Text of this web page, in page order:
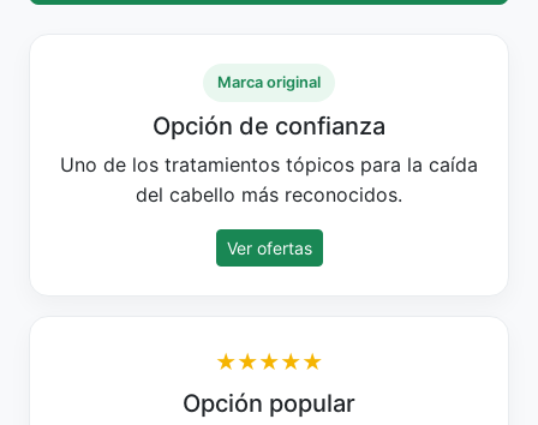
Marca original
Opción de confianza
Uno de los tratamientos tópicos para la caída
del cabello más reconocidos.
Ver ofertas
★★★★★
Opción popular